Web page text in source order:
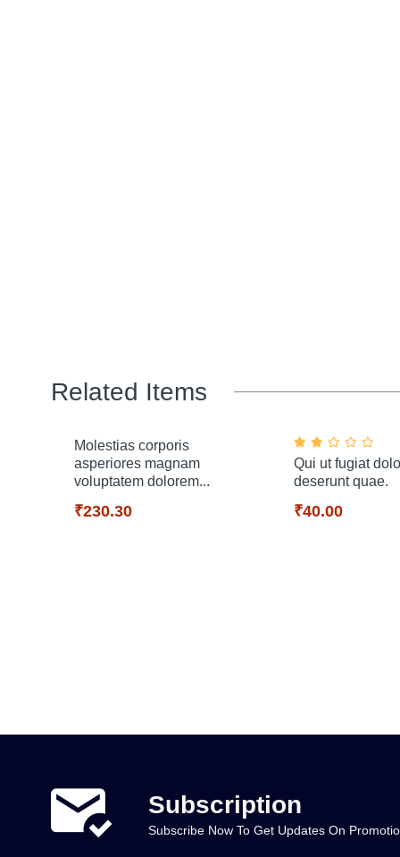
Related Items
Molestias corporis
asperiores magnam
voluptatem dolorem...
₹230.30
Qui ut fugiat
deserunt quae.
₹40.00
Subscription
Subscribe Now To Get Updates On